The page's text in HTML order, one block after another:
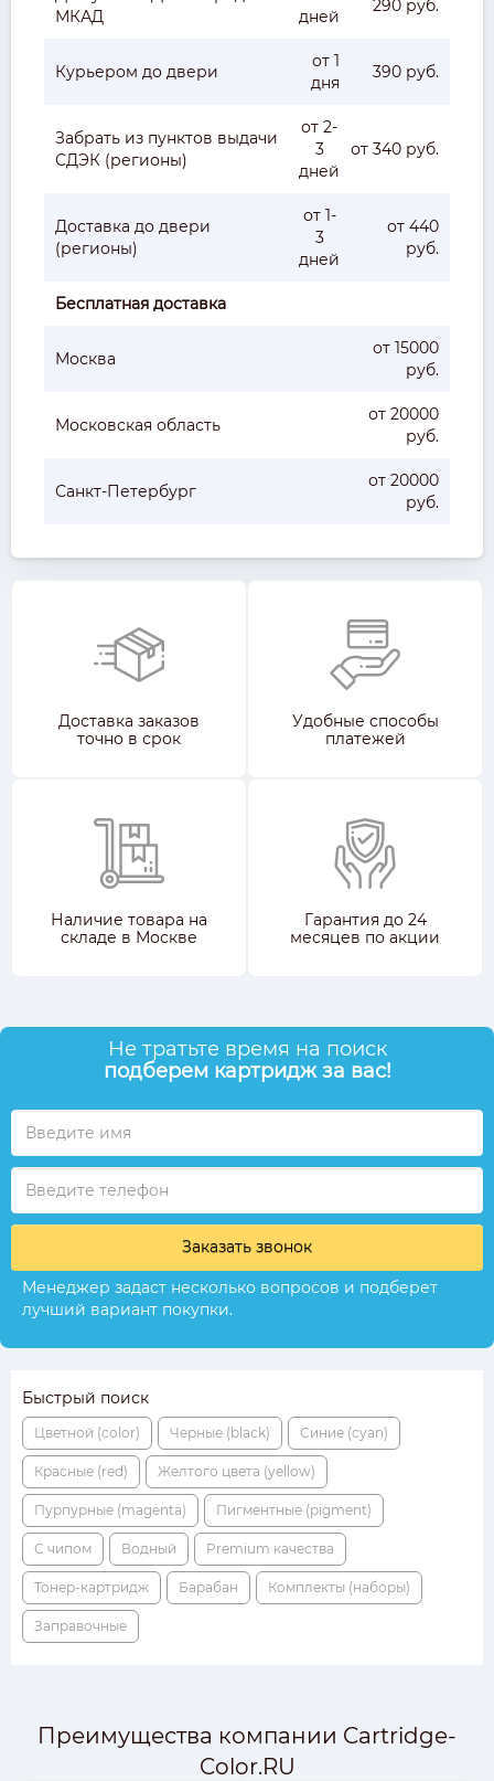
МКАД
дней
290 руб.
Курьером до двери
от 1
дня
390 руб.
Забрать из пунктов выдачи
СДЭК (регионы)
от 2-
3
дней
от 340 руб.
Доставка до двери
(регионы)
от 1-
3
дней
от 440
руб.
Бесплатная доставка
Москва
от 15000
руб.
Московская область
от 20000
руб.
Санкт-Петербург
от 20000
руб.
Доставка заказов
точно в срок
Удобные способы
платежей
Наличие товара на
складе в Москве
Гарантия до 24
месяцев по акции
Не тратьте время на поиск
подберем картридж за вас!
Заказать звонок
Менеджер задаст несколько вопросов и подберет
лучший вариант покупки.
Быстрый поиск
Цветной (color) Черные (black) Синие (cyan)
Красные (red) Желтого цвета (yellow)
Пурпурные (magenta) Пигментные (pigment)
С чипом Водный Premium качества
Тонер-картридж Барабан Комплекты (наборы)
Заправочные
Преимущества компании Cartridge-
Color.RU